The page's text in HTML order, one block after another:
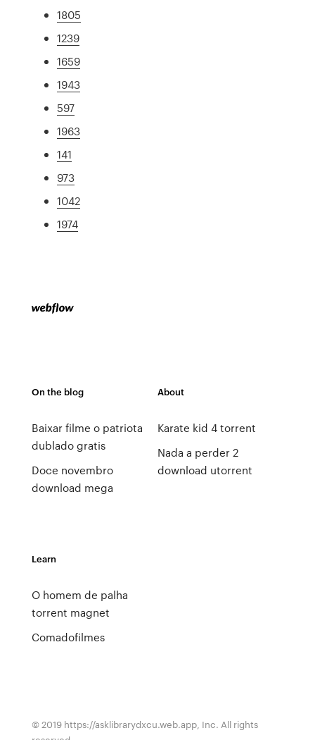
1805
1239
1659
1943
597
1963
141
973
1042
1974
On the blog
Baixar filme o patriota
dublado gratis
Doce novembro
download mega
About
Karate kid 4 torrent
Nada a perder 2
download utorrent
Learn
O homem de palha
torrent magnet
Comadofilmes
© 2019 https://asklibrarydxcu.web.app, Inc. All rights